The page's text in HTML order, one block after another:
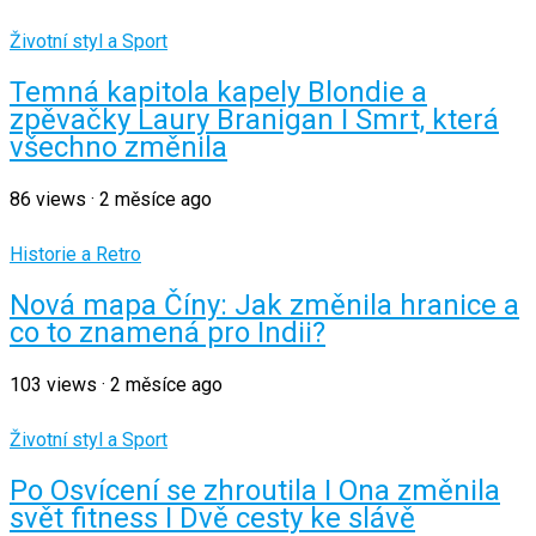
Životní styl a Sport
Temná kapitola kapely Blondie a
zpěvačky Laury Branigan I Smrt, která
všechno změnila
86 views · 2 měsíce ago
Historie a Retro
Nová mapa Číny: Jak změnila hranice a
co to znamená pro Indii?
103 views · 2 měsíce ago
Životní styl a Sport
Po Osvícení se zhroutila I Ona změnila
svět fitness I Dvě cesty ke slávě